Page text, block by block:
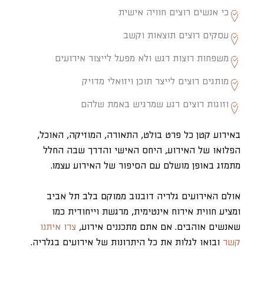
כי אנשים רוצים חוויה אישית
עסקים רוצים תוצאות וקשב
משפחות רוצות רגש ולא מפעל לייצור אירועים
מותגים רוצים לייצר תוכן ויזואלי מדויק
וזוגות רוצים רגע שמרגיש באמת שלהם
באירוע קטן כל פרט בולט, התאורה, המוזיקה, האוכל,
הפלואו של האירוע, היחס האישי והדרך שבה החלל
מתמזג באופן מושלם עם הסיפור של האירוע עצמו.
אולם האירועים גלריה דובנוב ממוקם בלב תל אביב
ומציע חווית אירוח אינטימית, מרגשת וייחודית כמו
שאנשים אוהבים. אם אתם מתכננים אירוע, צרו איתנו
קשר ובואו לגלות את כל היתרונות של אירועים בגלריה.